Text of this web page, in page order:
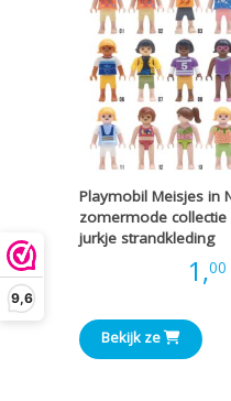
9,6
Playmobil Meisjes in
zomermode collectie
jurkje strandkleding
1,00
Bekijk ze